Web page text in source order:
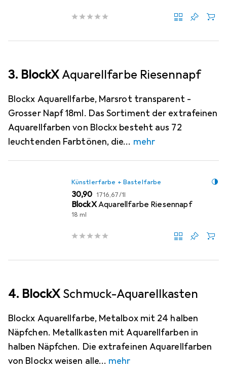
3. BlockXAquarellfarbe Riesennapf
Blockx Aquarellfarbe, Marsrot transparent -
Grosser Napf 18ml. Das Sortiment der extrafeinen
Aquarellfarben von Blockx besteht aus 72
leuchtenden Farbtönen, die
mehr
Künstlerfarbe + Bastelfarbe
EUR
30,90 EUR
1716,67/1l
BlockXAquarellfarbe Riesennapf
18 ml
4. BlockX Schmuck-Aquarellkasten
Blockx Aquarellfarbe, Metalbox mit 24 halben
Näpfchen. Metallkasten mit Aquarellfarben in
halben Näpfchen. Die extrafeinen Aquarellfarben
von Blockx weisen alle
mehr